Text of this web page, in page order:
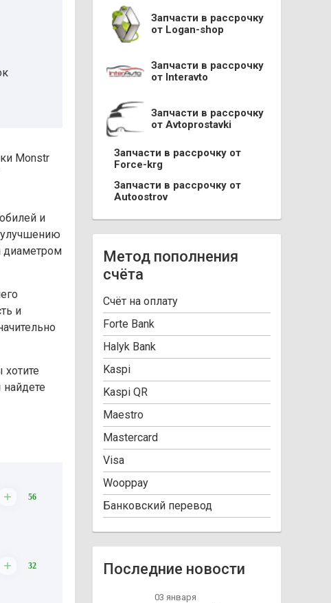
Monstr
и
улучшению
диаметром
и
найдете
+ 56
+ 32
Запчасти в рассрочку
от Logan-shop
Запчасти в рассрочку
от Interavto
Запчасти в рассрочку
от Avtoprostavki
Запчасти в рассрочку от
Force-krg
Запчасти в рассрочку от
Autoostrov
Метод пополнения
счёта
Cчёт на оплату
Forte Bank
Halyk Bank
Kaspi
Kaspi QR
Maestro
Mastercard
Visa
Wooppay
Банковский перевод
Последние новости
03 января